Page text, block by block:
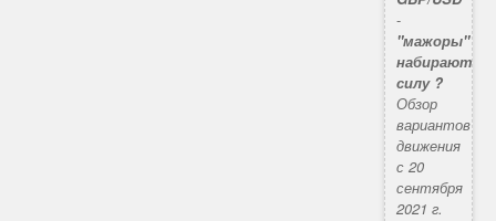
-
"мажоры"
набирают
силу ?
Обзор
вариантов
движения
с 20
сентября
2021 г.